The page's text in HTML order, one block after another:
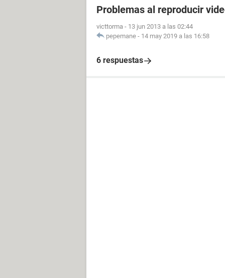
Problemas al reproducir
victtorma - 13 jun 2013 a las 02:44
pepemane - 14 may 2019 a las 16:58
6 respuestas